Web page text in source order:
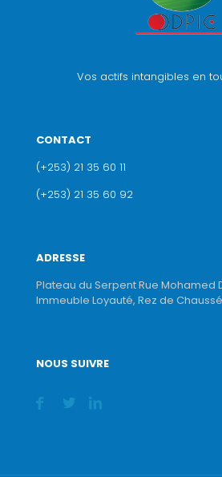
Vos actifs intangibles en
CONTACT
(+253) 21 35 60 11
(+253) 21 35 60 92
ADRESSE
Plateau du Serpent Rue Mohamed
Immeuble Loyauté, Rez de
NOUS SUIVRE